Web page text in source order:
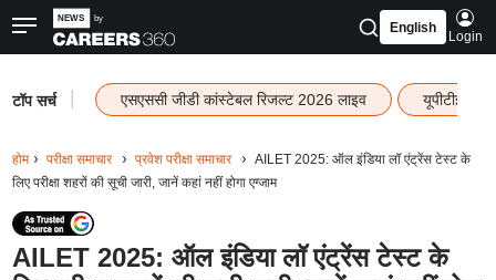
English
Login
टॉप सर्च एसएससी जीडी कांस्टेबल रिजल्ट 2026 लाइव यूपीटीईटी
होम परीक्षा समाचार प्रवेश परीक्षा समाचार
AILET 2025: ऑल इंडिया लॉ एंट्रेंस टेस्ट के
लिए परीक्षा शहरों की सूची जारी, जानें कहां नहीं होगा एग्जाम
AILET 2025: ऑल इंडिया लॉ एंट्रेंस टेस्ट के